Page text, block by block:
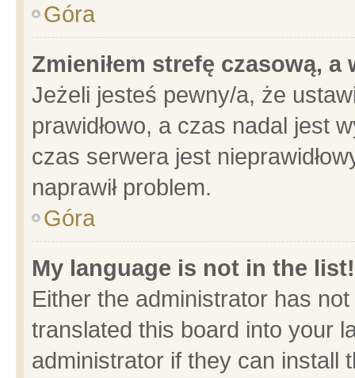
Góra
Zmieniłem strefę czasową,
Jeżeli jesteś pewny/a, że
prawidłowo, a czas nadal jest
czas serwera jest
naprawił problem.
Góra
My language is not in the list!
Either the administrator has
translated this board into your
administrator if they can install